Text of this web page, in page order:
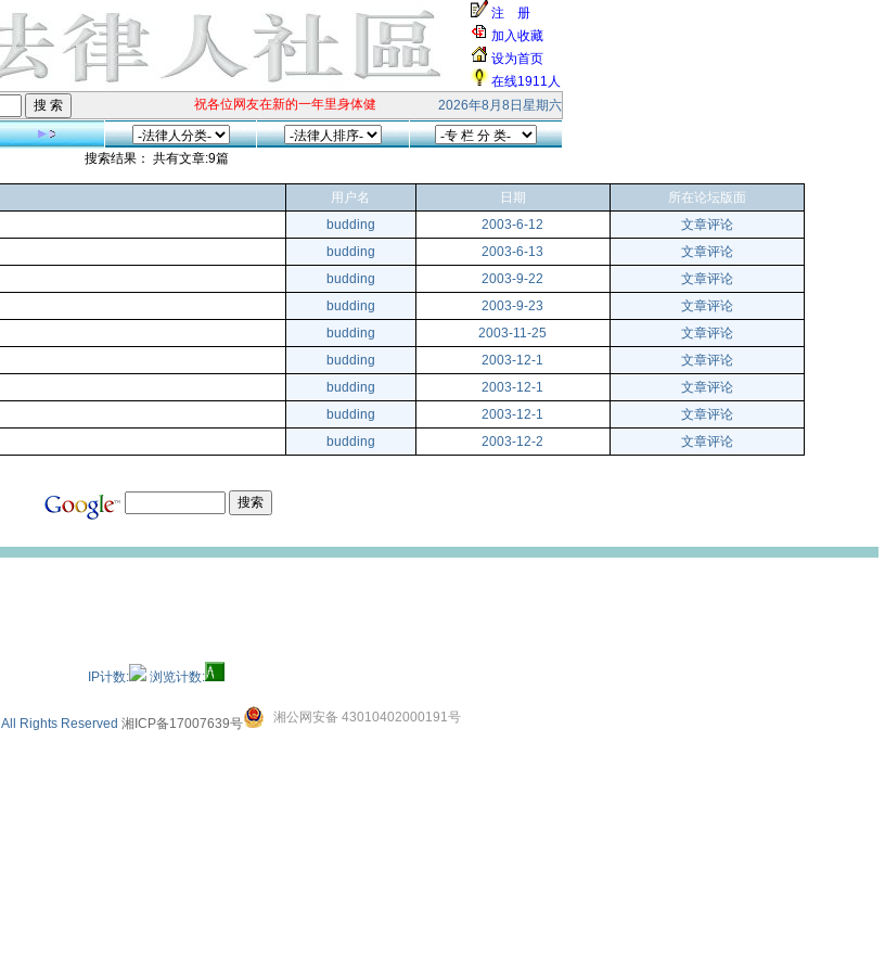
注 册
加入收藏
设为首页
在线1911人
祝各位网友在新的一年里身体健康、阖家快乐！ 本站受到大量的无效smtp连接和垃圾邮件的攻击，响应缓慢，请各
2026年8月8日星期六
搜索结果： 共有文章:9篇
用户名 日期
所在论坛版面
budding 2003-6-12
文章评论
budding 2003-6-13
文章评论
budding 2003-9-22
文章评论
budding 2003-9-23
文章评论
budding 2003-11-25
文章评论
budding 2003-12-1
文章评论
budding 2003-12-1
文章评论
budding 2003-12-1
文章评论
budding 2003-12-2 文章评论
IP计数: 浏览计数:
All Rights Reserved 湘ICP备17007639号 湘公网安备 43010402000191号